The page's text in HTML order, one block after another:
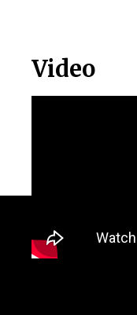
Video